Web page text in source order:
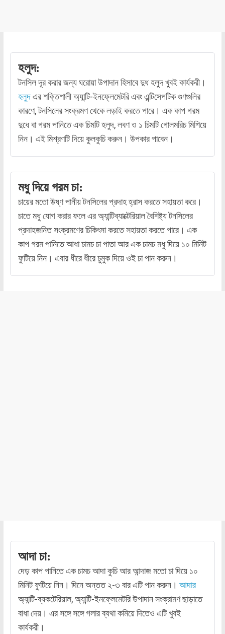
হলুদ:
টনসিল দূর করার জন্য ঘরোয়া উপাদান হিসাবে দুধ হলুদ খুবই কার্যকরী।
হলুদএর শক্তিশালী অ্যান্টি-ইনফ্লেমেটরি এবং এন্টিসেপটিক গুণগুলির
কারণে, টনসিলের সংক্রমণ থেকে লড়াই করতে পারে। এক কাপ গরম
দুধে বা গরম পানিতে এক চিমটি হলুদ, লবণ ও ১ চিমটি গোলমরিচ মিশিয়ে
নিন। এই মিশ্রণটি দিয়ে কুলকুচি করুন। উপকার পাবেন।
মধু দিয়ে গরম চা:
চায়ের মতো উষ্ণ পানীয় টনসিলের প্রদাহ হ্রাস করতে সহায়তা করে।
চাতে মধু যোগ করার ফলে এর অ্যান্টিব্যাক্টেরিয়াল বৈশিষ্ট্য টনসিলের
প্রদাহজনিত সংক্রমণের চিকিৎসা করতে সহায়তা করতে পারে। এক
কাপ গরম পানিতে আধা চামচ চা পাতা আর এক চামচ মধু দিয়ে ১০ মিনিট
ফুটিয়ে নিন। এবার ধীরে ধীরে চুমুক দিয়ে ওই চা পান করুন।
আদা চা:
দেড় কাপ পানিতে এক চামচ আদা কুচি আর আন্দাজ মতো চা দিয়ে ১০
মিনিট ফুটিয়ে নিন। দিনে অন্তত ২-৩ বার এটি পান করুন। আদার
অ্যান্টি-ব্যকটেরিয়াল, অ্যান্টি-ইনফ্লেমেটরি উপাদান সংক্রামণ ছাড়াতে
বাধা দেয়। এর সঙ্গে সঙ্গে গলার ব্যথা কমিয়ে দিতেও এটি খুবই
কার্যকরী।